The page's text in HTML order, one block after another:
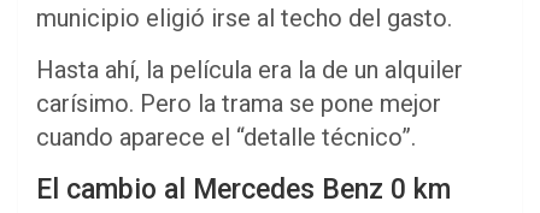
municipio eligió irse al techo del gasto.
Hasta ahí, la película era la de un alquiler
carísimo. Pero la trama se pone mejor
cuando aparece el “detalle técnico”.
El cambio al Mercedes Benz 0 km